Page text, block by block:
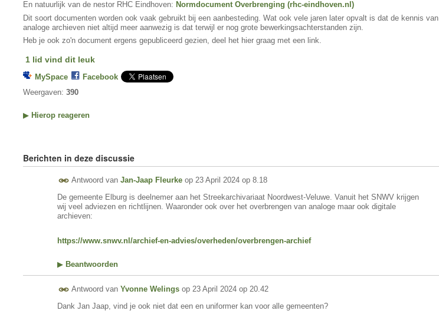
En natuurlijk van de nestor RHC Eindhoven: Normdocument Overbrenging (rhc-eindhoven.nl)
Dit soort documenten worden ook vaak gebruikt bij een aanbesteding. Wat ook vele jaren later opvalt is dat de kennis van
analoge archieven niet altijd meer aanwezig is dat terwijl er nog grote bewerkingsachterstanden zijn.
Heb je ook zo'n document ergens gepubliceerd gezien, deel het hier graag met een link.
1 lid vind dit leuk
MySpace
Facebook
Weergaven: 390
▶ Hierop reageren
Berichten in deze discussie
Antwoord van Jan-Jaap Fleurke op 23 April 2024 op 8.18
De gemeente Elburg is deelnemer aan het Streekarchivariaat Noordwest-Veluwe. Vanuit het SNWV krijgen
wij veel adviezen en richtlijnen. Waaronder ook over het overbrengen van analoge maar ook digitale
archieven:
https://www.snwv.nl/archief-en-advies/overheden/overbrengen-archief
▶ Beantwoorden
Antwoord van Yvonne Welings op 23 April 2024 op 20.42
Dank Jan Jaap, vind je ook niet dat een en uniformer kan voor alle gemeenten?